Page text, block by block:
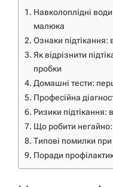
Навколоплідні
малюка
Ознаки підтікання:
Як відрізнити
пробки
Домашні тести:
Професійна
Ризики підтікання:
Що робити
Типові помилки при
Поради